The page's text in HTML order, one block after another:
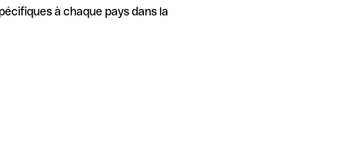
à chaque pays dans la